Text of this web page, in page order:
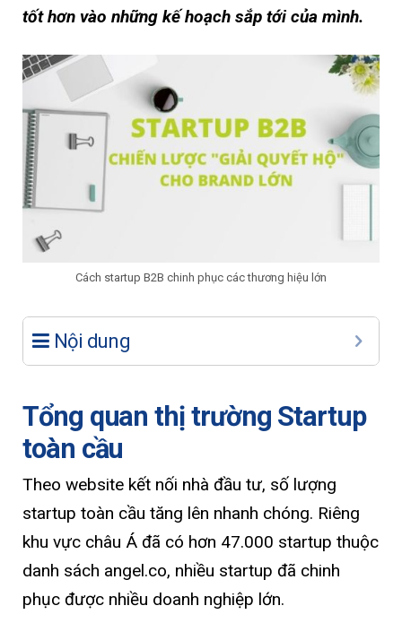
tốt hơn vào những kế hoạch sắp tới của mình.
Cách startup B2B chinh phục các thương hiệu lớn
Nội dung
Tổng quan thị trường Startup
toàn cầu
Theo website kết nối nhà đầu tư, số lượng
startup toàn cầu tăng lên nhanh chóng. Riêng
khu vực châu Á đã có hơn 47.000 startup thuộc
danh sách angel.co, nhiều startup đã chinh
phục được nhiều doanh nghiệp lớn.